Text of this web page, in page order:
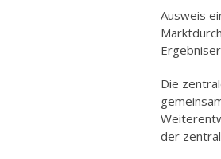
Ausweis
Die
der